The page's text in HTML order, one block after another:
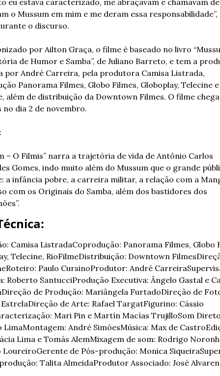
o Mussum em mim e me deram essa
o discurso.
por Ailton Graça, o filme é baseado no livro
de Humor e Samba”, de Juliano Barreto, e tem a
por André Carreira, pela produtora Camisa Listrada,
Panorama Filmes, Globo Filmes, Globoplay, Telecine e
além de distribuição da Downtown Filmes. O filme
no dia 2 de novembro.
– O Filmis” narra a trajetória de vida de Antônio Carlos
Gomes, indo muito além do Mussum que o grande
a infância pobre, a carreira militar, a relação com a
com os Originais do Samba, além dos bastidores dos
Camisa ListradaCoprodução: Panorama Filmes, Globo
Telecine, RioFilmeDistribuição: Downtown Filmes
Roteiro: Paulo CursinoProdutor: André Carreira
Roberto SantucciProdução Executiva: Ângelo Gastal e
Direção de Produção: Mariângela FurtadoDireção de
Direção de Arte: Rafael TargatFigurino: Cássio
Mari Pin e Martín Macías TrujilloSom
LimaMontagem: André SimõesMúsica: Max de Castro
Lima e Tomás AlemMixagem de som: Rodrigo
LoureiroGerente de Pós-produção: Monica Siqueira
Talita AlmeidaProdutor Associado: José